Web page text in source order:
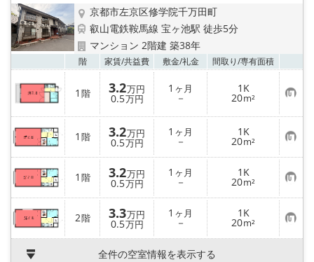
京都市左京区修学院千万田町
叡山電鉄鞍馬線 宝ヶ池駅 徒歩5分
マンション 2階建 築38年
階 家賃/共益費 敷金/礼金 間取り/専有面積
1 階 3.2万円
0.5万円
1 ヶ月
－
1K
20m² お
気
に
入
り
登
録
1 階 3.2万円
0.5万円
1 ヶ月
－
1K
20m² お
気
に
入
り
登
録
1 階 3.2万円
0.5万円
1 ヶ月
－
1K
20m² お
気
に
入
り
登
録
2階 3.3万円
0.5万円
1 ヶ月
－
1K
20m² お
気
に
全件の空室情報を表示する